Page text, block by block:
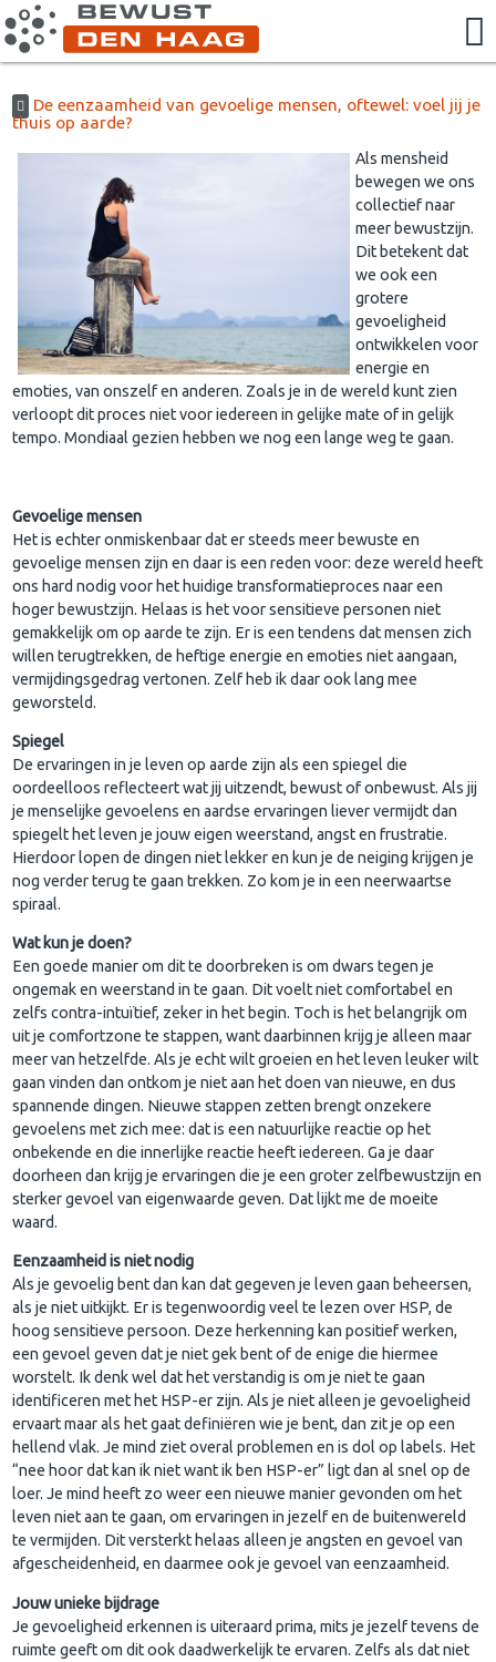
De eenzaamheid van gevoelige mensen, oftewel: voel jij je
thuis op aarde?
Als mensheid
bewegen we ons
collectief naar
meer bewustzijn.
Dit betekent dat
we ook een
grotere
gevoeligheid
ontwikkelen voor
energie en
emoties, van onszelf en anderen. Zoals je in de wereld kunt zien
verloopt dit proces niet voor iedereen in gelijke mate of in gelijk
tempo. Mondiaal gezien hebben we nog een lange weg te gaan.
Gevoelige mensen
Het is echter onmiskenbaar dat er steeds meer bewuste en
gevoelige mensen zijn en daar is een reden voor: deze wereld heeft
ons hard nodig voor het huidige transformatieproces naar een
hoger bewustzijn. Helaas is het voor sensitieve personen niet
gemakkelijk om op aarde te zijn. Er is een tendens dat mensen zich
willen terugtrekken, de heftige energie en emoties niet aangaan,
vermijdingsgedrag vertonen. Zelf heb ik daar ook lang mee
geworsteld.
Spiegel
De ervaringen in je leven op aarde zijn als een spiegel die
oordeelloos reflecteert wat jij uitzendt, bewust of onbewust. Als jij
je menselijke gevoelens en aardse ervaringen liever vermijdt dan
spiegelt het leven je jouw eigen weerstand, angst en frustratie.
Hierdoor lopen de dingen niet lekker en kun je de neiging krijgen je
nog verder terug te gaan trekken. Zo kom je in een neerwaartse
spiraal.
Wat kun je doen?
Een goede manier om dit te doorbreken is om dwars tegen je
ongemak en weerstand in te gaan. Dit voelt niet comfortabel en
zelfs contra-intuïtief, zeker in het begin. Toch is het belangrijk om
uit je comfortzone te stappen, want daarbinnen krijg je alleen maar
meer van hetzelfde. Als je echt wilt groeien en het leven leuker wilt
gaan vinden dan ontkom je niet aan het doen van nieuwe, en dus
spannende dingen. Nieuwe stappen zetten brengt onzekere
gevoelens met zich mee: dat is een natuurlijke reactie op het
onbekende en die innerlijke reactie heeft iedereen. Ga je daar
doorheen dan krijg je ervaringen die je een groter zelfbewustzijn en
sterker gevoel van eigenwaarde geven. Dat lijkt me de moeite
waard.
Eenzaamheid is niet nodig
Als je gevoelig bent dan kan dat gegeven je leven gaan beheersen,
als je niet uitkijkt. Er is tegenwoordig veel te lezen over HSP, de
hoog sensitieve persoon. Deze herkenning kan positief werken,
een gevoel geven dat je niet gek bent of de enige die hiermee
worstelt. Ik denk wel dat het verstandig is om je niet te gaan
identificeren met het HSP-er zijn. Als je niet alleen je gevoeligheid
ervaart maar als het gaat definiëren wie je bent, dan zit je op een
hellend vlak. Je mind ziet overal problemen en is dol op labels. Het
“nee hoor dat kan ik niet want ik ben HSP-er” ligt dan al snel op de
loer. Je mind heeft zo weer een nieuwe manier gevonden om het
leven niet aan te gaan, om ervaringen in jezelf en de buitenwereld
te vermijden. Dit versterkt helaas alleen je angsten en gevoel van
afgescheidenheid, en daarmee ook je gevoel van eenzaamheid.
Jouw unieke bijdrage
Je gevoeligheid erkennen is uiteraard prima, mits je jezelf tevens de
ruimte geeft om dit ook daadwerkelijk te ervaren. Zelfs als dat niet